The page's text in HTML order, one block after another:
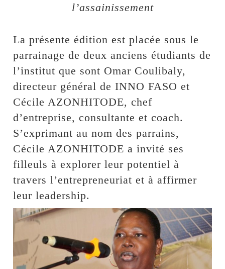
l’assainissement
La présente édition est placée sous le
parrainage de deux anciens étudiants de
l’institut que sont Omar Coulibaly,
directeur général de INNO FASO et
Cécile AZONHITODE, chef
d’entreprise, consultante et coach.
S’exprimant au nom des parrains,
Cécile AZONHITODE a invité ses
filleuls à explorer leur potentiel à
travers l’entrepreneuriat et à affirmer
leur leadership.